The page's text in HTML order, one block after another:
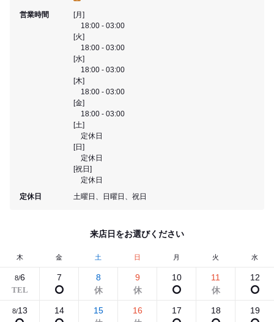
営業時間
[月]
18:00 - 03:00
[火]
18:00 - 03:00
[水]
18:00 - 03:00
[木]
18:00 - 03:00
[金]
18:00 - 03:00
[土]
定休日
[日]
定休日
[祝日]
定休日
定休日
土曜日、日曜日、祝日
来店日をお選びください
木 金 土 日 月 火 水
8/6 7 8 9 10 11 12
8/13 14 15 16 17 18 19